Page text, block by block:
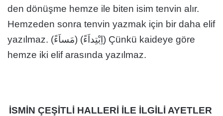
den dönüşme hemze ile biten isim tenvin alır.
Hemzeden sonra tenvin yazmak için bir daha elif
yazılmaz. (مَساَءً) (اِبْتِداَءً) Çünkü kaideye göre
hemze iki elif arasında yazılmaz.
İSMİN ÇEŞİTLİ HALLERİ İLE İLGİLİ AYETLER